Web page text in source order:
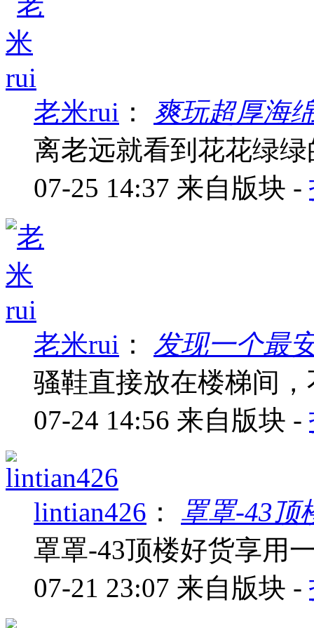
老米rui ： 爽玩超厚海
离老远就看到花花绿
07-25 14:37 来自版块 -
老米rui ： 发现一个最
骚鞋直接放在楼梯间
07-24 14:56 来自版块 -
lintian426 ： 罩罩-43顶
罩罩-43顶楼好货享用
07-21 23:07 来自版块 -